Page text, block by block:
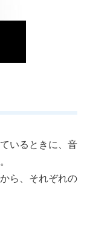
いるときに、音
ら、それぞれの